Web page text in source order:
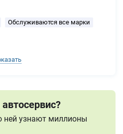
Обслуживаются все марки
ней узнают миллионы